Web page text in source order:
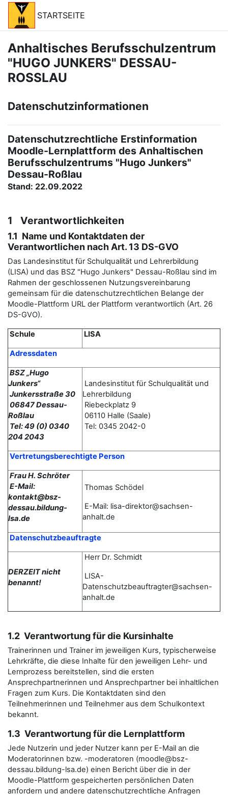
Zum Hauptinhalt
STARTSEITE
Anhaltisches Berufsschulzentrum
"HUGO JUNKERS" DESSAU-
ROSSLAU
Datenschutzinformationen
Datenschutzrechtliche Erstinformation
Moodle-Lernplattform des Anhaltischen
Berufsschulzentrums "Hugo Junkers"
Dessau-Roßlau
Stand: 22.09.2022
1 Verantwortlichkeiten
1.1 Name und Kontaktdaten der
Verantwortlichen nach Art. 13 DS-GVO
Das Landesinstitut für Schulqualität und Lehrerbildung
(LISA) und das BSZ "Hugo Junkers" Dessau-Roßlau sind im
Rahmen der geschlossenen Nutzungsvereinbarung
gemeinsam für die datenschutzrechtlichen Belange der
Moodle-Plattform URL der Plattform verantwortlich (Art. 26
DS-GVO).
Schule LISA
Adressdaten
BSZ „Hugo
Junkers“
Junkersstraße 30
06847 Dessau-
Roßlau
Tel: 49 (0) 0340
204 2043
Landesinstitut für Schulqualität und
Lehrerbildung
Riebeckplatz 9
06110 Halle (Saale)
Tel: 0345 2042-0
Vertretungsberechtigte Person
Frau H. Schröter
E-Mail:
kontakt@bsz-
dessau.bildung-
lsa.de
Thomas Schödel
E-Mail: lisa-direktor@sachsen-
anhalt.de
Datenschutzbeauftragte
DERZEIT nicht
benannt!
Herr Dr. Schmidt
LISA-
Datenschutzbeauftragter@sachsen-
anhalt.de
1.2 Verantwortung für die Kursinhalte
Trainerinnen und Trainer im jeweiligen Kurs, typischerweise
Lehrkräfte, die diese Inhalte für den jeweiligen Lehr- und
Lernprozess bereitstellen, sind die ersten
Ansprechpartnerinnen und Ansprechpartner bei inhaltlichen
Fragen zum Kurs. Die Kontaktdaten sind den
Teilnehmerinnen und Teilnehmer aus dem Schulkontext
bekannt.
1.3 Verantwortung für die Lernplattform
Jede Nutzerin und jeder Nutzer kann per E-Mail an die
Moderatorinnen bzw. -moderatoren (moodle@bsz-
dessau.bildung-lsa.de) einen Bericht über die in der
Moodle-Plattform gespeicherten persönlichen Daten
anfordern und andere datenschutzrechtliche Anfragen